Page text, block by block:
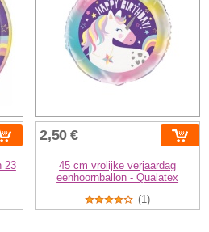
23
2,50 €
45 cm vrolijke verjaardag
eenhoornballon - Qualatex
(1)